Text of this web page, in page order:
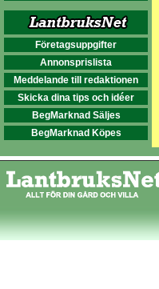
Företagsuppgifter
Annonsprislista
Meddelande till redaktionen
Skicka dina tips och idéer
BegMarknad Säljes
BegMarknad Köpes